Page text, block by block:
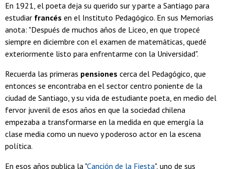
En 1921, el poeta deja su querido sur y parte a Santiago para
estudiar francés en el Instituto Pedagógico. En sus Memorias
anota: "Después de muchos años de Liceo, en que tropecé
siempre en diciembre con el examen de matemáticas, quedé
exteriormente listo para enfrentarme con la Universidad".
Recuerda las primeras pensiones cerca del Pedagógico, que
entonces se encontraba en el sector centro poniente de la
ciudad de Santiago, y su vida de estudiante poeta, en medio del
fervor juvenil de esos años en que la sociedad chilena
empezaba a transformarse en la medida en que emergía la
clase media como un nuevo y poderoso actor en la escena
política.
En esos años publica la "Canción de la Fiesta", uno de sus